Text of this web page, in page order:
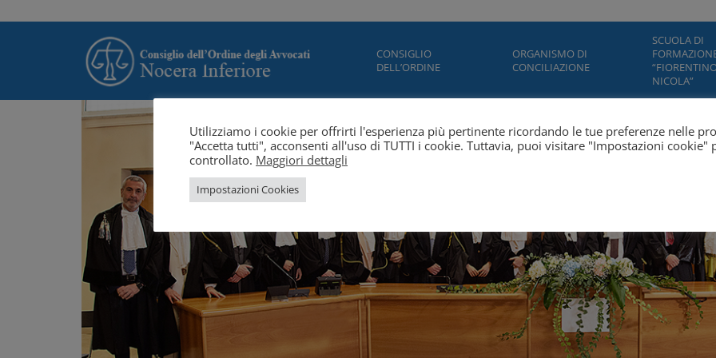
CONSIGLIO
DELL’ORDINE
ORGANISMO DI
CONCILIAZIONE
SCUOLA DI
NICOLA”
Utilizziamo i cookie per offrirti l'esperienza più pertinente ricordando le tue preferenze nelle
"Accetta tutti", acconsenti all'uso di TUTTI i cookie. Tuttavia, puoi visitare "Impostazioni cookie"
controllato. Maggiori dettagli
Impostazioni Cookies